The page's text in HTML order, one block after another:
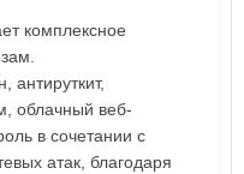
комплексное
антируткит,
облачный веб-
в сочетании с
атак, благодаря